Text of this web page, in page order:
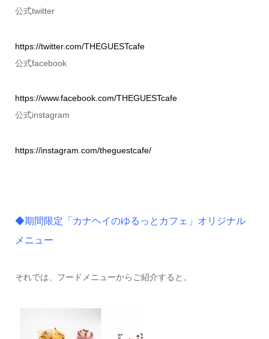
公式twitter
https://twitter.com/THEGUESTcafe
公式facebook
https://www.facebook.com/THEGUESTcafe
公式instagram
https://instagram.com/theguestcafe/
◆期間限定「カナヘイのゆるっとカフェ」オリジナル
メニュー
それでは、フードメニューからご紹介すると。